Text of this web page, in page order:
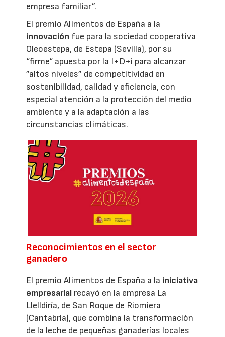
empresa familiar”.
El premio Alimentos de España a la
innovación fue para la sociedad cooperativa
Oleoestepa, de Estepa (Sevilla), por su
“firme“ apuesta por la I+D+i para alcanzar
”altos niveles” de competitividad en
sostenibilidad, calidad y eficiencia, con
especial atención a la protección del medio
ambiente y a la adaptación a las
circunstancias climáticas.
Reconocimientos en el sector
ganadero
El premio Alimentos de España a la iniciativa
empresarial recayó en la empresa La
Llelldiría, de San Roque de Riomiera
(Cantabria), que combina la transformación
de la leche de pequeñas ganaderías locales